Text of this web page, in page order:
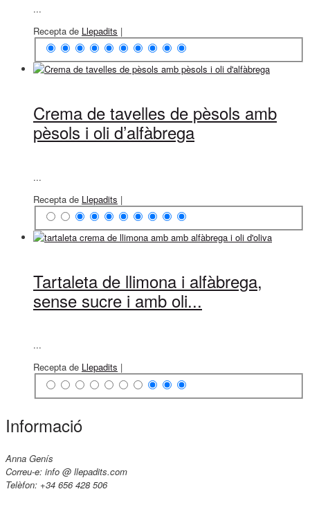
...
Recepta de Llepadits |
Crema de tavelles de pèsols amb
pèsols i oli d’alfàbrega
...
Recepta de Llepadits |
Tartaleta de llimona i alfàbrega,
sense sucre i amb oli...
...
Recepta de Llepadits |
Informació
Anna Genís
Correu-e: info @ llepadits.com
Telèfon: +34 656 428 506